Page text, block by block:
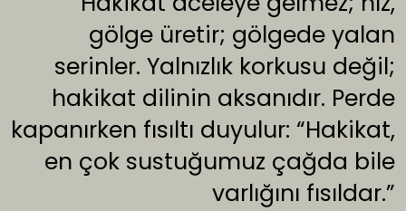
gölge üretir; gölgede yalan
serinler. Yalnızlık korkusu değil;
hakikat dilinin aksanıdır. Perde
kapanırken fısıltı duyulur: “Hakikat,
en çok sustuğumuz çağda bile
varlığını fısıldar.”